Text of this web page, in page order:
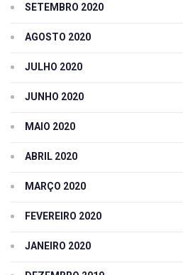
SETEMBRO 2020
AGOSTO 2020
JULHO 2020
JUNHO 2020
MAIO 2020
ABRIL 2020
MARÇO 2020
FEVEREIRO 2020
JANEIRO 2020